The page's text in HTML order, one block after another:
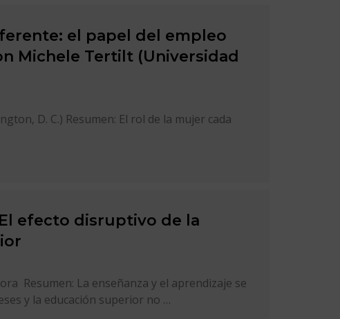
el papel del empleo
Michele Tertilt (Universidad
D. C.) Resumen: El rol de la mujer cada
efecto disruptivo de la
Resumen: La enseñanza y el aprendizaje se
y la educación superior no …